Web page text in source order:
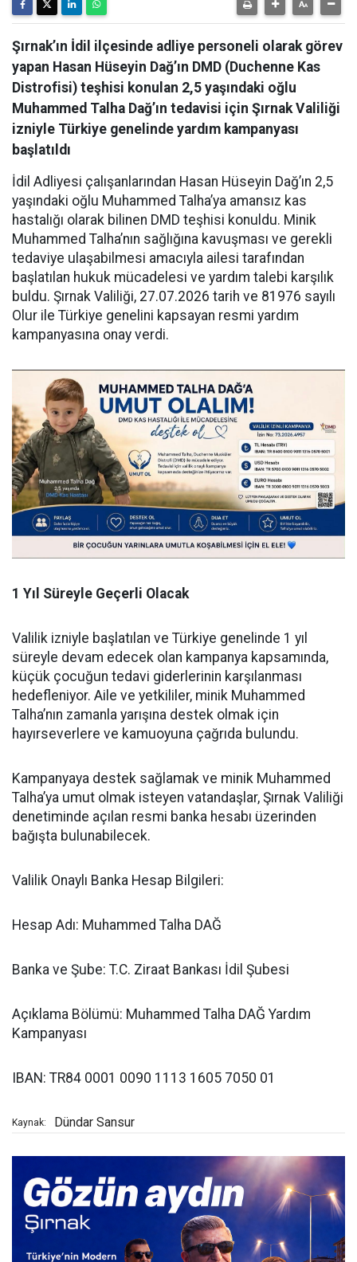
Şırnak’ın İdil ilçesinde adliye personeli olarak görev
yapan Hasan Hüseyin Dağ’ın DMD (Duchenne Kas
Distrofisi) teşhisi konulan 2,5 yaşındaki oğlu
Muhammed Talha Dağ’ın tedavisi için Şırnak Valiliği
izniyle Türkiye genelinde yardım kampanyası
başlatıldı
İdil Adliyesi çalışanlarından Hasan Hüseyin Dağ’ın 2,5
yaşındaki oğlu Muhammed Talha’ya amansız kas
hastalığı olarak bilinen DMD teşhisi konuldu. Minik
Muhammed Talha’nın sağlığına kavuşması ve gerekli
tedaviye ulaşabilmesi amacıyla ailesi tarafından
başlatılan hukuk mücadelesi ve yardım talebi karşılık
buldu. Şırnak Valiliği, 27.07.2026 tarih ve 81976 sayılı
Olur ile Türkiye genelini kapsayan resmi yardım
kampanyasına onay verdi.
1 Yıl Süreyle Geçerli Olacak
Valilik izniyle başlatılan ve Türkiye genelinde 1 yıl
süreyle devam edecek olan kampanya kapsamında,
küçük çocuğun tedavi giderlerinin karşılanması
hedefleniyor. Aile ve yetkililer, minik Muhammed
Talha’nın zamanla yarışına destek olmak için
hayırseverlere ve kamuoyuna çağrıda bulundu.
Kampanyaya destek sağlamak ve minik Muhammed
Talha’ya umut olmak isteyen vatandaşlar, Şırnak Valiliği
denetiminde açılan resmi banka hesabı üzerinden
bağışta bulunabilecek.
Valilik Onaylı Banka Hesap Bilgileri:
Hesap Adı: Muhammed Talha DAĞ
Banka ve Şube: T.C. Ziraat Bankası İdil Şubesi
Açıklama Bölümü: Muhammed Talha DAĞ Yardım
Kampanyası
IBAN: TR84 0001 0090 1113 1605 7050 01
Kaynak: Dündar Sansur